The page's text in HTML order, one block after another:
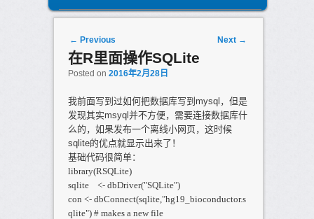
Post navigation
← Previous Next →
在R里面操作SQLite
Posted on 2016年2月28日
我前面写到过如何把数据库写到mysql，但是
发现其实msyql并不方便，需要连接数据库什
么的，如果发布一个离线小网页，这时候
sqlite的优点就显示出来了！
基础代码很简单：
library(RSQLite)
sqlite <- dbDriver("SQLite")
con <- dbConnect(sqlite,"hg19_bioconductor.s
qlite") # makes a new file